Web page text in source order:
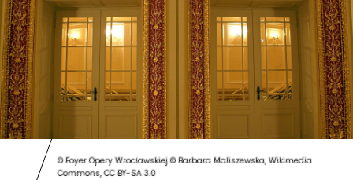
© Foyer Opery Wrocławskiej © Barbara Maliszewska, Wikimedia
Commons, CC BY-SA 3.0